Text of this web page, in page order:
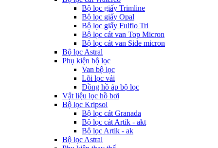
Bộ lọc giấy Trimline
Bộ lọc giấy Opal
Bộ lọc giấy Fulflo Tri
Bộ lọc cát van Top Micron
Bộ lọc cát van Side micron
Bộ lọc Astral
Phụ kiện bộ lọc
Van bộ lọc
Lõi lọc vải
Đồng hồ áp bộ lọc
Vật liệu lọc hồ bơi
Bộ lọc Kripsol
Bộ lọc cát Granada
Bộ lọc cát Artik - akt
Bộ lọc Artik - ak
Bộ lọc Astral